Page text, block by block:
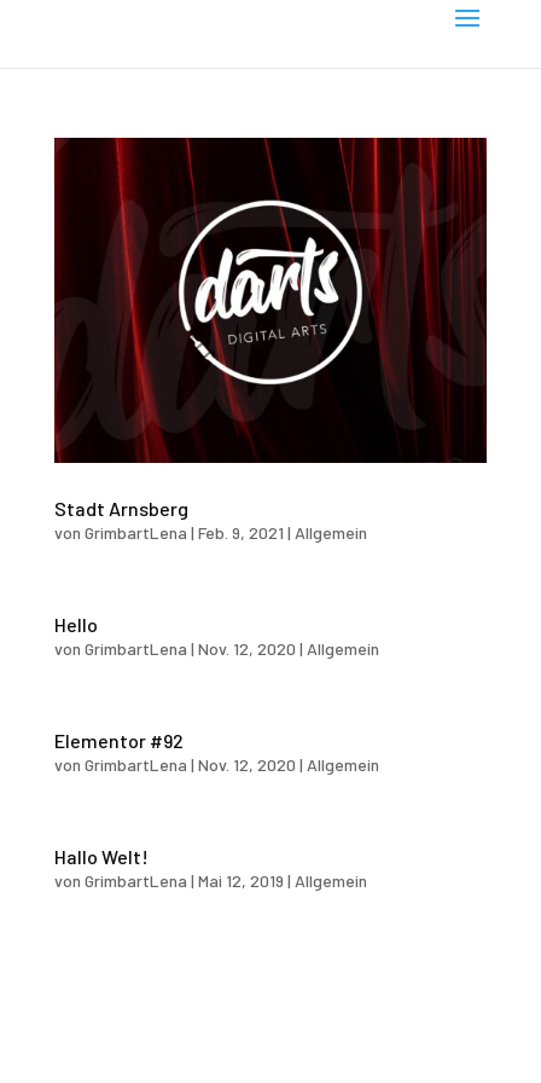
Stadt Arnsberg
von GrimbartLena | Feb. 9, 2021 | Allgemein
Hello
von GrimbartLena | Nov. 12, 2020 | Allgemein
Elementor #92
von GrimbartLena | Nov. 12, 2020 | Allgemein
Hallo Welt!
von GrimbartLena | Mai 12, 2019 | Allgemein